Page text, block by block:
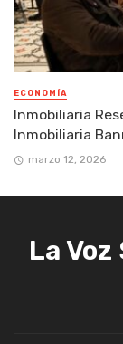
ECONOMÍA
Inmobiliaria
Inmobiliaria
marzo 12, 2026
La